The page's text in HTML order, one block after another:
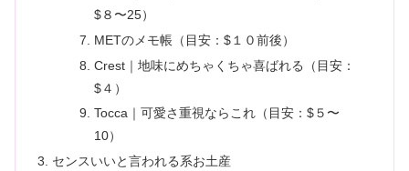
$８〜25）
METのメモ帳（目安：$１０前後）
Crest｜地味にめちゃくちゃ喜ばれる（目安：
$４）
Tocca｜可愛さ重視ならこれ（目安：$５〜
10）
センスいいと言われる系お土産